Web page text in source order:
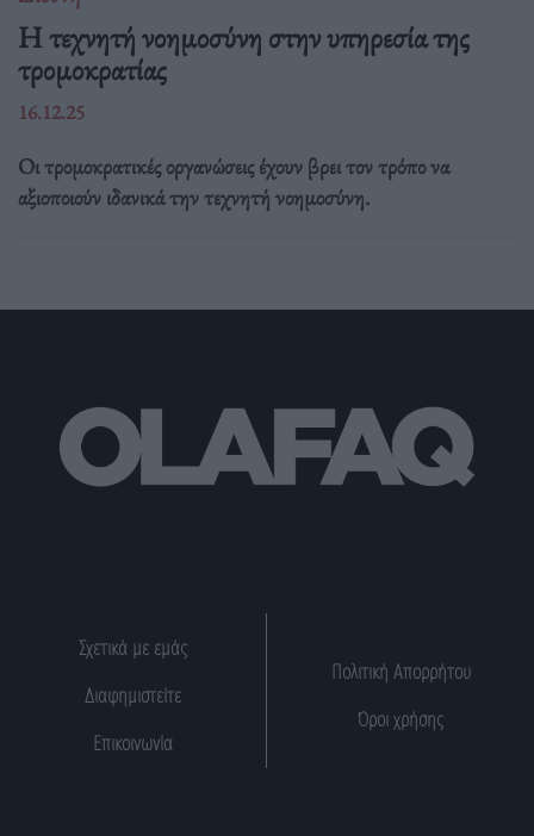
Η τεχνητή νοημοσύνη στην υπηρεσία της
τρομοκρατίας
16.12.25
Οι τρομοκρατικές οργανώσεις έχουν βρει τον τρόπο να
αξιοποιούν ιδανικά την τεχνητή νοημοσύνη.
Σχετικά με εμάς
Διαφημιστείτε
Επικοινωνία
Πολιτική Απορρήτου
Όροι χρήσης